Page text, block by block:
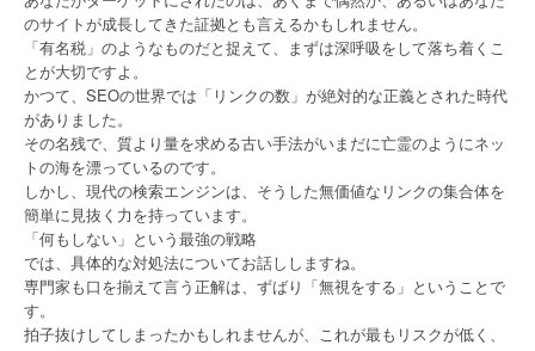
のサイトが成長してきた証拠とも言えるかもしれません。
「有名税」のようなものだと捉えて、まずは深呼吸をして落ち着くこ
とが大切ですよ。
かつて、SEOの世界では「リンクの数」が絶対的な正義とされた時代
がありました。
その名残で、質より量を求める古い手法がいまだに亡霊のようにネッ
トの海を漂っているのです。
しかし、現代の検索エンジンは、そうした無価値なリンクの集合体を
簡単に見抜く力を持っています。
「何もしない」という最強の戦略
では、具体的な対処法についてお話ししますね。
専門家も口を揃えて言う正解は、ずばり「無視をする」ということで
す。
拍子抜けしてしまったかもしれませんが、これが最もリスクが低く、